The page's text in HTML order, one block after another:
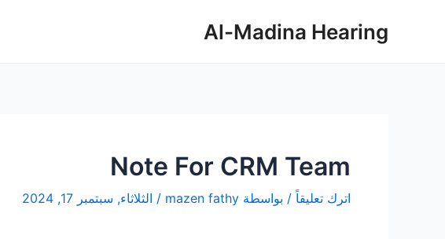
Al-Madina Hearing
Note For CRM Team
اترك تعليقاً / بواسطة mazen fathy
/ الثلاثاء, سبتمبر 17, 2024
المقالات